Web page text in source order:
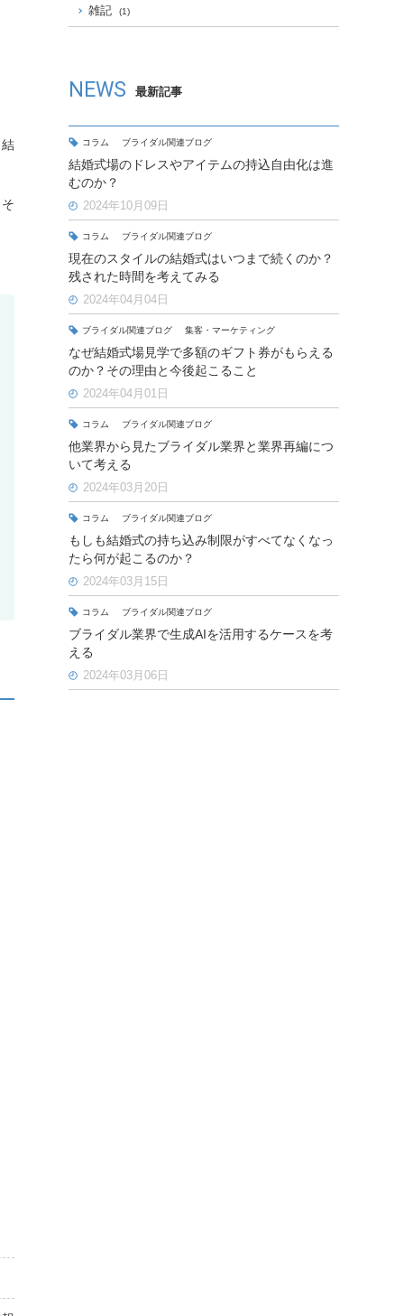
雑記 (1)
NEWS 最新記事
コラム ブライダル関連ブログ
結婚式場のドレスやアイテムの持込自由化は進
むのか？
2024年10月09日
コラム ブライダル関連ブログ
現在のスタイルの結婚式はいつまで続くのか？
残された時間を考えてみる
2024年04月04日
ブライダル関連ブログ 集客・マーケティング
なぜ結婚式場見学で多額のギフト券がもらえる
のか？その理由と今後起こること
2024年04月01日
コラム ブライダル関連ブログ
他業界から見たブライダル業界と業界再編につ
いて考える
2024年03月20日
コラム ブライダル関連ブログ
もしも結婚式の持ち込み制限がすべてなくなっ
たら何が起こるのか？
2024年03月15日
コラム ブライダル関連ブログ
ブライダル業界で生成AIを活用するケースを考
える
2024年03月06日